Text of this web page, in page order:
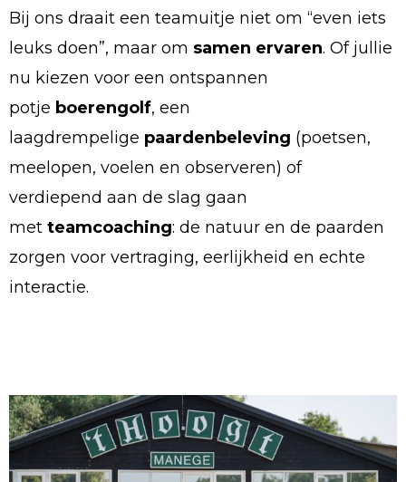
Bij ons draait een teamuitje niet om “even iets
leuks doen”, maar om samen ervaren. Of jullie
nu kiezen voor een ontspannen
potje boerengolf, een
laagdrempelige paardenbeleving (poetsen,
meelopen, voelen en observeren) of
verdiepend aan de slag gaan
met teamcoaching: de natuur en de paarden
zorgen voor vertraging, eerlijkheid en echte
interactie.